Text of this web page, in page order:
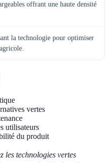
offrant une haute densité
la technologie pour optimiser
vertes
utilisateurs
du produit
les technologies vertes